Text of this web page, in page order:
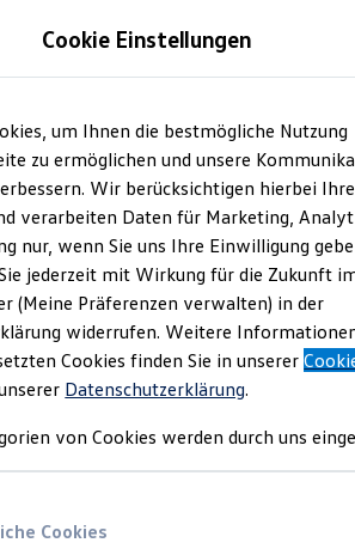
Fahrzeuge
Marktplatz
und Gebrauchtwagen
Cookie Einstellungen
um Ihnen die bestmögliche Nutzung
zu ermöglichen und unsere
Wir berücksichtigen hierbei Ihre
verarbeiten Daten für Marketing,
nur, wenn Sie uns Ihre Einwilligung
jederzeit mit Wirkung für die Zukunft
(Meine Präferenzen verwalten) in der
widerrufen. Weitere
Cookies finden Sie in unserer
Datenschutzerklärung.
von Cookies werden durch uns
Cookies